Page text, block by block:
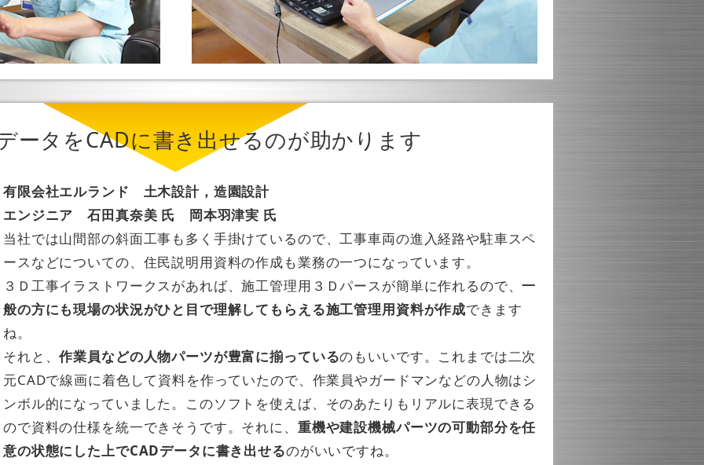
ータをCADに書き出せるのが助かります
有限会社エルランド 土木設計，造園設計
エンジニア 石田真奈美 氏 岡本羽津実 氏
当社では山間部の斜面工事も多く手掛けているので、工事車両の進入経路や駐車スペ
ースなどについての、住民説明用資料の作成も業務の一つになっています。
３Ｄ工事イラストワークスがあれば、施工管理用３Ｄパースが簡単に作れるので、一
般の方にも現場の状況がひと目で理解してもらえる施工管理用資料が作成できます
ね。
それと、作業員などの人物パーツが豊富に揃っているのもいいです。これまでは二次
元CADで線画に着色して資料を作っていたので、作業員やガードマンなどの人物はシ
ンボル的になっていました。このソフトを使えば、そのあたりもリアルに表現できる
ので資料の仕様を統一できそうです。それに、 重機や建設機械パーツの可動部分を任
意の状態にした上でCADデータに書き出せるのがいいですね。